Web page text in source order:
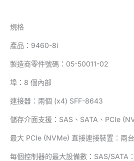
規格
產品：9460-8i
製造商零件號碼：05-50011-02
埠：8 個內部
連接器：兩個 (x4) SFF-8643
儲存介面支援：SAS、SATA、PCIe
最大 PCIe (NVMe) 直接連接裝置：兩
每個控制器的最大設備數：SAS/